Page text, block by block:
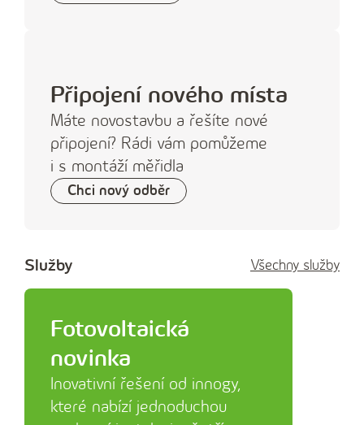
Připojení nového místa
Máte novostavbu a řešíte nové
připojení? Rádi vám pomůžeme
i s montáží měřidla
Chci nový odběr
Služby Všechny služby
Fotovoltaická
novinka
Inovativní řešení od innogy,
které nabízí jednoduchou